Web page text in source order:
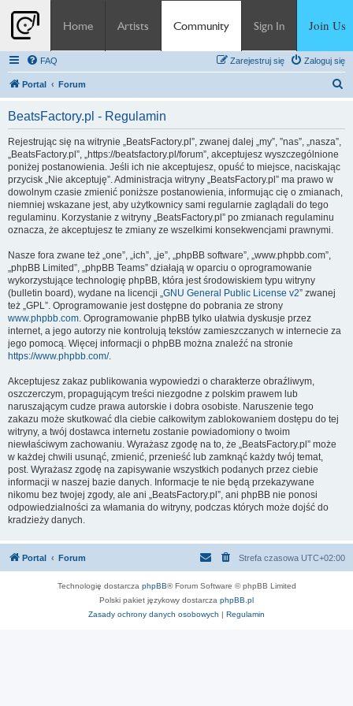
Home Artists Community Sign In Join Us
FAQ Zaloguj się
Zarejestruj się
Portal Forum
BeatsFactory.pl - Regulamin
Rejestrując się na witrynie „BeatsFactory.pl”, zwanej dalej „my”, ”nas”, „nasza”,
„BeatsFactory.pl”, „https://beatsfactory.pl/forum”, akceptujesz wyszczególnione
poniżej postanowienia. Jeśli ich nie akceptujesz, opuść to miejsce, naciskając
przycisk „Nie akceptuję”. Administracja witryny „BeatsFactory.pl” ma prawo w
dowolnym czasie zmienić poniższe postanowienia, informując cię o zmianach,
niemniej wskazane jest, aby użytkownicy sami regularnie zaglądali do tego
regulaminu. Korzystanie z witryny „BeatsFactory.pl” po zmianach regulaminu
oznacza, że akceptujesz te zmiany ze wszelkimi konsekwencjami prawnymi.
Nasze fora zwane też „one”, „ich”, „je”, „phpBB software”, „www.phpbb.com”,
„phpBB Limited”, „phpBB Teams” działają w oparciu o oprogramowanie
wykorzystujące technologię phpBB, która jest środowiskiem typu witryny
(bulletin board), wydane na licencji „GNU General Public License v2” zwanej
też „GPL”. Oprogramowanie jest dostępne do pobrania ze strony
www.phpbb.com. Oprogramowanie phpBB tylko ułatwia dyskusje przez
internet, a jego autorzy nie kontrolują tekstów zamieszczanych w internecie za
jego pomocą. Więcej informacji o phpBB można znaleźć na stronie
https://www.phpbb.com/.
Akceptujesz zakaz publikowania wypowiedzi o charakterze obraźliwym,
oszczerczym, propagującym treści niezgodne z polskim prawem lub
naruszającym cudze prawa autorskie i dobra osobiste. Naruszenie tego
zakazu może skutkować dla ciebie całkowitym zablokowaniem dostępu do tej
witryny, a twój dostawca internetu zostanie powiadomiony o twoim
niewłaściwym zachowaniu. Wyrażasz zgodę na to, że „BeatsFactory.pl” może
w każdej chwili usunąć, zmienić, przenieść lub zamknąć każdy twój temat,
post. Wyrażasz zgodę na zapisywanie wszystkich podanych przez ciebie
informacji w naszej bazie danych. Informacje te nie będą przekazywane
nikomu bez twojej zgody, ale ani „BeatsFactory.pl”, ani phpBB nie ponosi
odpowiedzialności za włamania do witryny, podczas których może dojść do
kradzieży danych.
Portal Forum Strefa czasowa UTC+02:00
Technologię dostarcza phpBB® Forum Software © phpBB Limited
Polski pakiet językowy dostarcza phpBB.pl
Zasady ochrony danych osobowych | Regulamin